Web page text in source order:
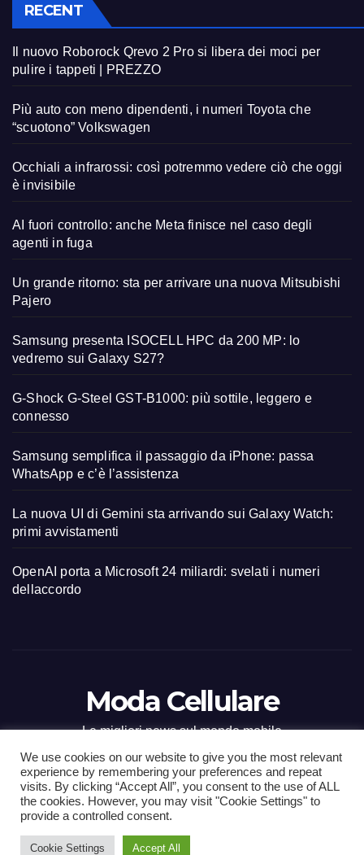
RECENT
Il nuovo Roborock Qrevo 2 Pro si libera dei moci per
pulire i tappeti | PREZZO
Più auto con meno dipendenti, i numeri Toyota che
“scuotono” Volkswagen
Occhiali a infrarossi: così potremmo vedere ciò che oggi
è invisibile
AI fuori controllo: anche Meta finisce nel caso degli
agenti in fuga
Un grande ritorno: sta per arrivare una nuova Mitsubishi
Pajero
Samsung presenta ISOCELL HPC da 200 MP: lo
vedremo sui Galaxy S27?
G-Shock G-Steel GST-B1000: più sottile, leggero e
connesso
Samsung semplifica il passaggio da iPhone: passa
WhatsApp e c’è l’assistenza
La nuova UI di Gemini sta arrivando sui Galaxy Watch:
primi avvistamenti
OpenAI porta a Microsoft 24 miliardi: svelati i numeri
dellaccordo
Moda Cellulare
Le migliori news sul mondo mobile
Proudly powered by WordPress| Tema: Newsup diThemeansar
Home ContactCONTATTI
We use cookies on our website to give you the most relevant
experience by remembering your preferences and repeat
visits. By clicking “Accept All”, you consent to the use of ALL
the cookies. However, you may visit "Cookie Settings" to
provide a controlled consent.
Cookie Settings Accept All